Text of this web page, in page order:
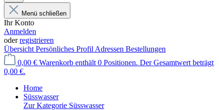
Menü schließen
Ihr Konto
Anmelden
oderregistrieren
Übersicht Persönliches Profil Adressen Bestellungen
0,00 € Warenkorb enthält 0 Positionen. Der Gesamtwert beträgt
0,00 €.
Home
Süsswasser
Zur Kategorie Süsswasser